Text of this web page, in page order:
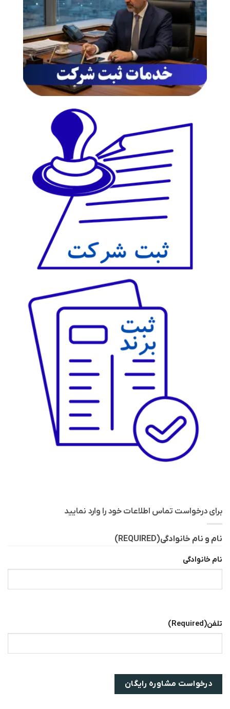
برای درخواست تماس اطلاعات خود را وارد نمایید
نام و نام خانوادگی(REQUIRED)
نام خانوادگی
تلفن(Required)